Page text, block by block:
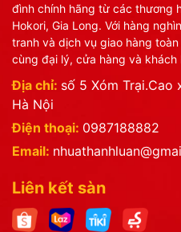
đình chính hãng từ các thương
Hokori, Gia Long. Với hàng
tranh và dịch vụ giao hàng
cùng đại lý, cửa hàng và khách
Địa chỉ: số 5 Xóm Trại.Cao
Hà Nội
Điện thoại: 0987188882
Email:
Liên kết sàn